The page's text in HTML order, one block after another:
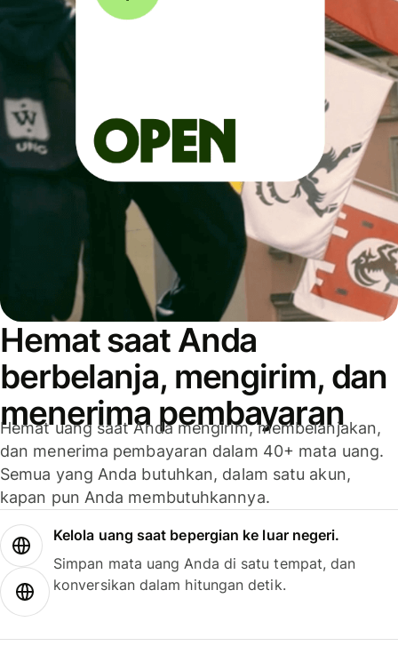
Hemat saat Anda
berbelanja, mengirim, dan
menerima pembayaran
Hemat uang saat Anda mengirim, membelanjakan,
dan menerima pembayaran dalam 40+ mata uang.
Semua yang Anda butuhkan, dalam satu akun,
kapan pun Anda membutuhkannya.
Kelola uang saat bepergian ke luar negeri.
Simpan mata uang Anda di satu tempat, dan
konversikan dalam hitungan detik.